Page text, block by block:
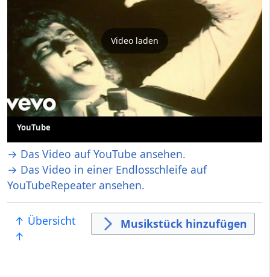
Video laden
YouTube
→ Das Video auf YouTube ansehen.
→ Das Video in einer Endlosschleife auf
YouTubeRepeater ansehen.
↑ Übersicht
↑
Musikstück hinzufügen